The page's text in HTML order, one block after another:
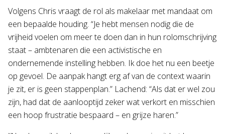
Volgens Chris vraagt de rol als makelaar met mandaat om
een bepaalde houding. “Je hebt mensen nodig die de
vrijheid voelen om meer te doen dan in hun rolomschrijving
staat – ambtenaren die een activistische en
ondernemende instelling hebben. Ik doe het nu een beetje
op gevoel. De aanpak hangt erg af van de context waarin
je zit, er is geen stappenplan.” Lachend: “Als dat er wel zou
zijn, had dat de aanlooptijd zeker wat verkort en misschien
een hoop frustratie bespaard – en grijze haren.”